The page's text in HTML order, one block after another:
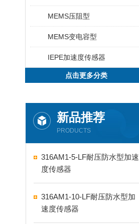
MEMS压阻型
MEMS变电容型
IEPE加速度传感器
点击更多分类
新品推荐
PRODUCTS
316AM1-5-LF耐压防水型加速
度传感器
316AM1-10-LF耐压防水型加
速度传感器